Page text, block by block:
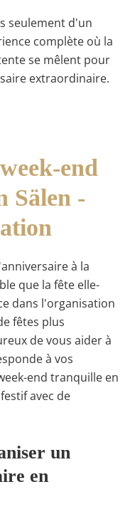
seulement d'un
complète où la
se mêlent pour
extraordinaire.
end
Sälen -
à la
que la fête elle-
dans l'organisation
fêtes plus
de vous aider à
à vos
end tranquille en
avec de
un
en